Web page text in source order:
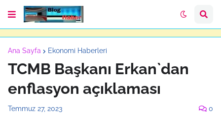
Ana Sayfa Ekonomi Haberleri
TCMB Başkanı Erkan`dan
enflasyon açıklaması
Temmuz 27, 2023 0